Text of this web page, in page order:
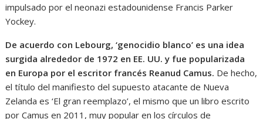
impulsado por el neonazi estadounidense Francis Parker
Yockey.
De acuerdo con Lebourg, ‘genocidio blanco’ es una idea
surgida alrededor de 1972 en EE. UU. y fue popularizada
en Europa por el escritor francés Reanud Camus. De hecho,
el título del manifiesto del supuesto atacante de Nueva
Zelanda es ‘El gran reemplazo’, el mismo que un libro escrito
por Camus en 2011, muy popular en los círculos de